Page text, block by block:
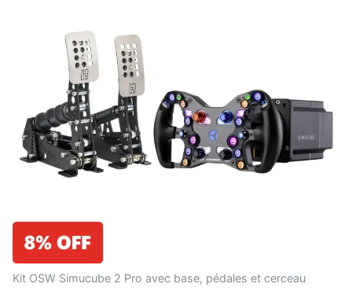
Kit OSW Simucube 2 Pro avec base, pédales et cerceau